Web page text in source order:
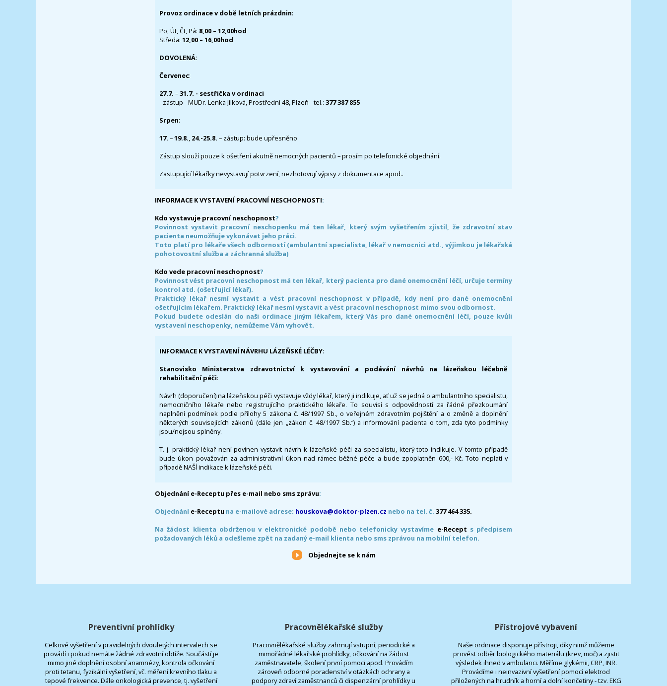
Provoz ordinace v době letních prázdnin:
Po, Út, Čt, Pá: 8,00 – 12,00hod
Středa: 12,00 – 16,00hod
DOVOLENÁ:
Červenec:
27.7. –31.7. - sestřička v ordinaci
- zástup - MUDr. Lenka Jílková, Prostřední 48, Plzeň - tel.: 377 387 855
Srpen:
17. –19.8., 24.-25.8. – zástup: bude upřesněno
Zástup slouží pouze k ošetření akutně nemocných pacientů – prosím po telefonické objednání.
Zastupující lékařky nevystavují potvrzení, nezhotovují výpisy z dokumentace apod..
INFORMACE K VYSTAVENÍ PRACOVNÍ NESCHOPNOSTI:
Kdo vystavuje pracovní neschopnost?
Povinnost vystavit pracovní neschopenku má ten lékař, který svým vyšetřením zjistil, že zdravotní stav
pacienta neumožňuje vykonávat jeho práci.
Toto platí pro lékaře všech odborností (ambulantní specialista, lékař v nemocnici atd., výjimkou je lékařská
pohotovostní služba a záchranná služba)
Kdo vede pracovní neschopnost?
Povinnost vést pracovní neschopnost má ten lékař, který pacienta pro dané onemocnění léčí, určuje termíny
kontrol atd. (ošetřující lékař).
Praktický lékař nesmí vystavit a vést pracovní neschopnost v případě, kdy není pro dané onemocnění
ošetřujícím lékařem. Praktický lékař nesmí vystavit a vést pracovní neschopnost mimo svou odbornost.
Pokud budete odeslán do naši ordinace jiným lékařem, který Vás pro dané onemocnění léčí, pouze kvůli
vystavení neschopenky, nemůžeme Vám vyhovět.
INFORMACE K VYSTAVENÍ NÁVRHU LÁZEŇSKÉ LÉČBY:
Stanovisko Ministerstva zdravotnictví k vystavování a podávání návrhů na lázeňskou léčebně
rehabilitační péči:
Návrh (doporučení) na lázeňskou péči vystavuje vždy lékař, který ji indikuje, ať už se jedná o ambulantního specialistu,
nemocničního lékaře nebo registrujícího praktického lékaře. To souvisí s odpovědností za řádné přezkoumání
naplnění podmínek podle přílohy 5 zákona č. 48/1997 Sb., o veřejném zdravotním pojištění a o změně a doplnění
některých souvisejících zákonů (dále jen „zákon č. 48/1997 Sb.“) a informování pacienta o tom, zda tyto podmínky
jsou/nejsou splněny.
T. j. praktický lékař není povinen vystavit návrh k lázeňské péči za specialistu, který toto indikuje. V tomto případě
bude úkon považován za administrativní úkon nad rámec běžné péče a bude zpoplatněn 600,- Kč. Toto neplatí v
případě NAŠÍ indikace k lázeňské péči.
Objednání e-Receptu přes e-mail nebo sms zprávu:
Objednáníe-Receptu na e-mailové adrese: houskova@doktor-plzen.cz nebo na tel. č. 377 464 335.
Na žádost klienta obdrženou v elektronické podobě nebo telefonicky vystavíme e-Recept s předpisem
požadovaných léků a odešleme zpět na zadaný e-mail klienta nebo sms zprávou na mobilní telefon.
Objednejte se k nám
Preventivní prohlídky
Celkové vyšetření v pravidelných dvouletých intervalech se
provádí i pokud nemáte žádné zdravotní obtíže. Součástí je
mimo jiné doplnění osobní anamnézy, kontrola očkování
proti tetanu, fyzikální vyšetření, vč. měření krevního tlaku a
tepové frekvence. Dále onkologická prevence, tj. vyšetření
Pracovnělékařské služby
Pracovnělékařské služby zahrnují vstupní, periodické a
mimořádné lékařské prohlídky, očkování na žádost
zaměstnavatele, školení první pomoci apod. Provádím
zároveň odborné poradenství v otázkách ochrany a
podpory zdraví zaměstnanců či dispenzární prohlídky u
Přístrojové vybavení
Naše ordinace disponuje přístroji, díky nimž můžeme
provést odběr biologického materiálu (krev, moč) a zjistit
výsledek ihned v ambulanci. Měříme glykémii, CRP, INR.
Provádíme i neinvazivní vyšetření pomocí elektrod
přiložených na hrudník a horní a dolní končetiny - tzv. EKG